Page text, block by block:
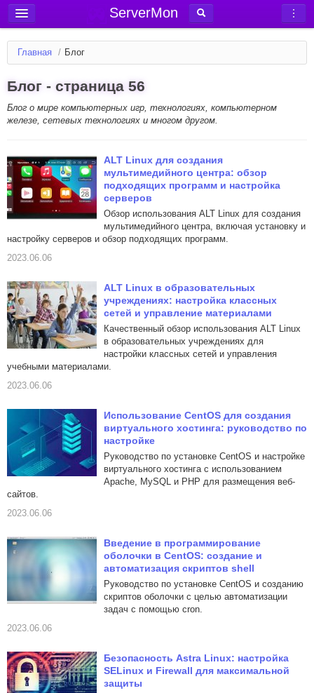
ServerMon
Добавить сервер
Мониторинг серверов
Новости
Блог
Форум
Вход в аккаунт
Главная / Блог
Блог - страница 56
Блог о мире компьютерных игр, технологиях, компьютерном
железе, сетевых технологиях и многом другом.
ALT Linux для создания
мультимедийного центра: обзор
подходящих программ и настройка
серверов
Обзор использования ALT Linux для создания
мультимедийного центра, включая установку и
настройку серверов и обзор подходящих программ.
2023.06.06
ALT Linux в образовательных
учреждениях: настройка классных
сетей и управление материалами
Качественный обзор использования ALT Linux
в образовательных учреждениях для
настройки классных сетей и управления
учебными материалами.
2023.06.06
Использование CentOS для создания
виртуального хостинга: руководство по
настройке
Руководство по установке CentOS и настройке
виртуального хостинга с использованием
Apache, MySQL и PHP для размещения веб-
сайтов.
2023.06.06
Введение в программирование
оболочки в CentOS: создание и
автоматизация скриптов shell
Руководство по установке CentOS и созданию
скриптов оболочки с целью автоматизации
задач с помощью cron.
2023.06.06
Безопасность Astra Linux: настройка
SELinux и Firewall для максимальной
защиты